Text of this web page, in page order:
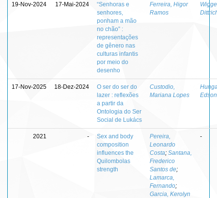
19-Nov-2024 17-Mai-2024
“Senhoras e
senhores,
ponham a mão
no chão” :
representações
de gênero nas
culturas infantis
por meio do
desenho
Ferreira, Higor
Ramos
17-Nov-2025 18-Dez-2024
O ser do ser do
lazer : reflexões
a partir da
Ontologia do Ser
Social de Lukács
Custodio,
Mariana Lopes
2021 -
Sex and body
composition
influences the
Quilombolas
strength
Pereira,
Leonardo
Costa; Santana,
Frederico
Santos de;
Lamarca,
Fernando;
Garcia, Kerolyn
-